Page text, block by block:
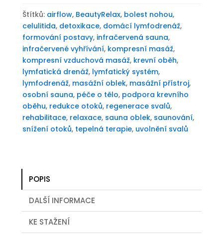
Štítků: airflow, BeautyRelax, bolest nohou,
celulitida, detoxikace, domácí lymfodrenáž,
formování postavy, infračervená sauna,
infračervené vyhřívání, kompresní masáž,
kompresní vzduchová masáž, krevní oběh,
lymfatická drenáž, lymfatický systém,
lymfodrenáž, masážní oblek, masážní přístroj,
osobní sauna, péče o tělo, podpora krevního
oběhu, redukce otoků, regenerace svalů,
rehabilitace, relaxace, sauna oblek, saunování,
snížení otoků, tepelná terapie, uvolnění svalů
POPIS
DALŠÍ INFORMACE
KE STAŽENÍ